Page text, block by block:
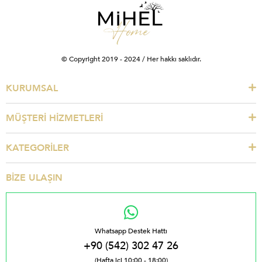
© Copyright 2019 - 2024 / Her hakkı saklıdır.
KURUMSAL
MÜŞTERİ HİZMETLERİ
KATEGORİLER
BİZE ULAŞIN
Whatsapp Destek Hattı
+90 (542) 302 47 26